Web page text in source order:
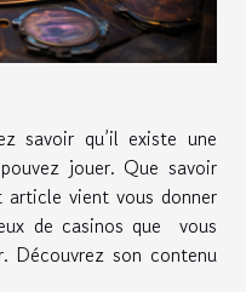
savoir qu’il existe une
jouer. Que savoir
vient vous donner
de casinos que vous
Découvrez son contenu